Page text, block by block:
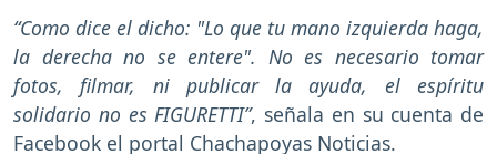
“Como dice el dicho: "Lo que tu mano izquierda haga,
la derecha no se entere". No es necesario tomar
fotos, filmar, ni publicar la ayuda, el espíritu
solidario no es FIGURETTI”, señala en su cuenta de
Facebook el portal Chachapoyas Noticias.